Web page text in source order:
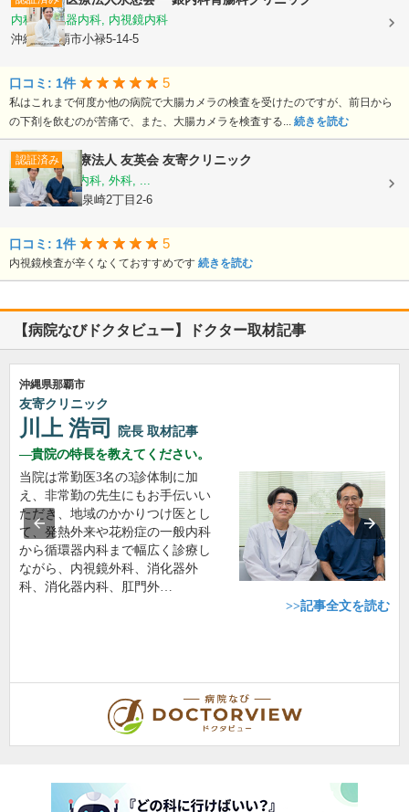
内科, 消化器内科, 内視鏡内科
沖縄県那覇市小禄5-14-5
口コミ: 1件 5
私はこれまで何度か他の病院で大腸カメラの検査を受けたのですが、前日から
の下剤を飲むのが苦痛で、また、大腸カメラを検査する... 続きを読む
認証済み 医療法人 友英会 友寄クリニック
内科, 消化器内科, 外科, ...
沖縄県那覇市泉崎2丁目2-6
口コミ: 1件 5
内視鏡検査が辛くなくておすすめです 続きを読む
【病院なびドクタビュー】ドクター取材記事
沖縄県那覇市
友寄クリニック
川上 浩司 院長 取材記事
貴院の特長を教えてください。
当院は常勤医3名の3診体制に加
え、非常勤の先生にもお手伝いい
ただき、地域のかかりつけ医とし
て、発熱外来や花粉症の一般内科
から循環器内科まで幅広く診療し
ながら、内視鏡外科、消化器外
科、消化器内科、肛門外…
>>記事全文を読む